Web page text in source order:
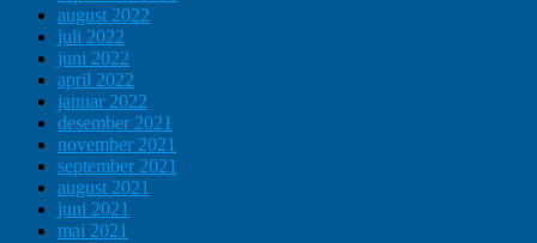
august 2022
juli 2022
juni 2022
april 2022
januar 2022
desember 2021
november 2021
september 2021
august 2021
juni 2021
mai 2021